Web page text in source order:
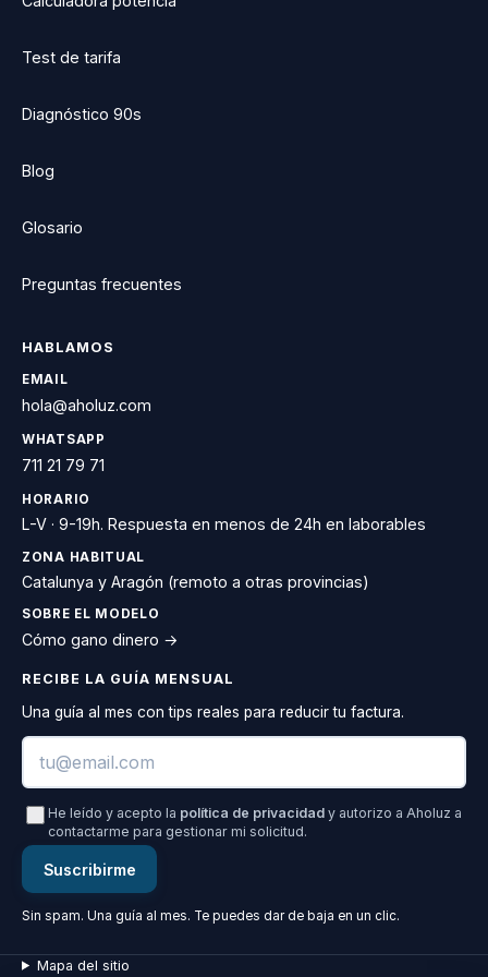
Test de tarifa
Diagnóstico 90s
Blog
Glosario
Preguntas frecuentes
HABLAMOS
EMAIL
hola@aholuz.com
WHATSAPP
711 21 79 71
HORARIO
L-V · 9-19h. Respuesta en menos de 24h en laborables
ZONA HABITUAL
Catalunya y Aragón (remoto a otras provincias)
SOBRE EL MODELO
Cómo gano dinero →
RECIBE LA GUÍA MENSUAL
Una guía al mes con tips reales para reducir tu factura.
Email
He leído y acepto la política de privacidad y autorizo a Aholuz a
contactarme para gestionar mi solicitud.
Suscribirme
Sin spam. Una guía al mes. Te puedes dar de baja en un clic.
Mapa del sitio